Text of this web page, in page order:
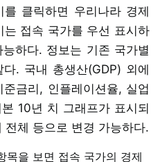
클릭하면 우리나라 경제
접속 국가를 우선 표시하
하다. 정보는 기존 국가별
. 국내 총생산(GDP) 외에
금리, 인플레이션율, 실업
10년 치 그래프가 표시되
체 등으로 변경 가능하다.